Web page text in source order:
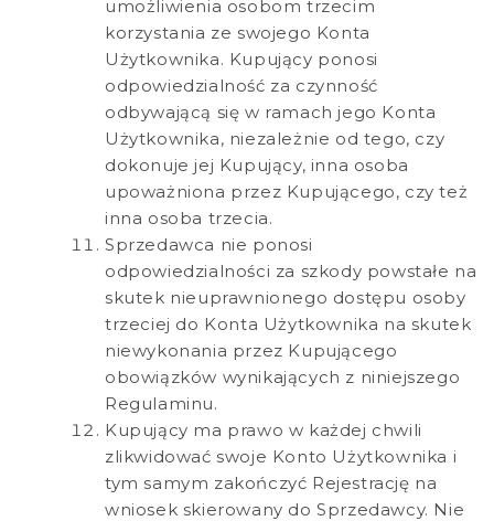
umożliwienia osobom trzecim
korzystania ze swojego Konta
Użytkownika. Kupujący ponosi
odpowiedzialność za czynność
odbywającą się w ramach jego Konta
Użytkownika, niezależnie od tego, czy
dokonuje jej Kupujący, inna osoba
upoważniona przez Kupującego, czy też
inna osoba trzecia.
Sprzedawca nie ponosi
odpowiedzialności za szkody powstałe na
skutek nieuprawnionego dostępu osoby
trzeciej do Konta Użytkownika na skutek
niewykonania przez Kupującego
obowiązków wynikających z niniejszego
Regulaminu.
Kupujący ma prawo w każdej chwili
zlikwidować swoje Konto Użytkownika i
tym samym zakończyć Rejestrację na
wniosek skierowany do Sprzedawcy. Nie